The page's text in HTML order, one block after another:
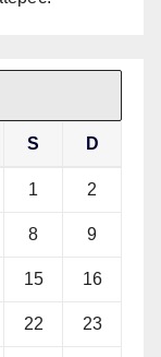
S D
1 2
8 9
15 16
22 23